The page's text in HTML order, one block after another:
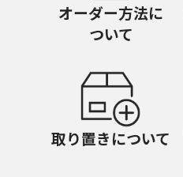
オーダー方法に
ついて
取り置きについて